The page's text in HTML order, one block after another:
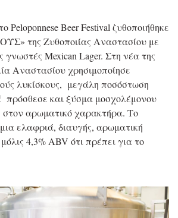
Peloponnese Beer Festival ζυθοποιήθηκε
της Ζυθοποιίας Αναστασίου με
γνωστές Mexican Lager. Στη νέα της
Αναστασίου χρησιμοποίησε
λυκίσκους, μεγάλη ποσόστωση
και ξύσμα μοσχολέμονου
αρωματικό χαρακτήρα. Το
ελαφριά, διαυγής, αρωματική
4,3% ABV ότι πρέπει για το